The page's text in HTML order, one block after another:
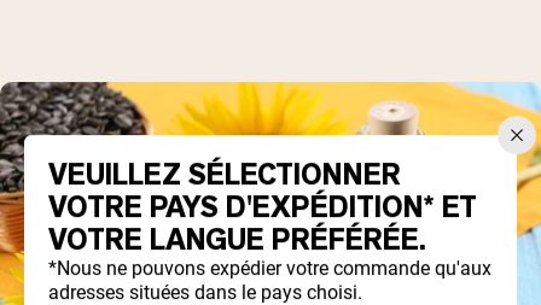
VEUILLEZ SÉLECTIONNER
VOTRE PAYS D'EXPÉDITION* ET
VOTRE LANGUE PRÉFÉRÉE.
*Nous ne pouvons expédier votre commande qu'aux
adresses situées dans le pays choisi.